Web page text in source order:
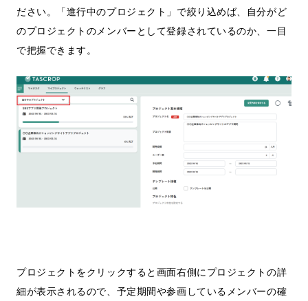
ださい。「進行中のプロジェクト」で絞り込めば、自分がど
のプロジェクトのメンバーとして登録されているのか、一目
で把握できます。
プロジェクトをクリックすると画面右側にプロジェクトの詳
細が表示されるので、予定期間や参画しているメンバーの確